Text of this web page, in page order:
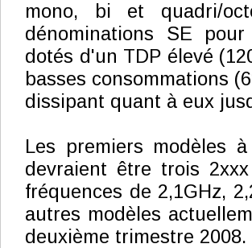
mono, bi et quadri/
dénominations SE
dotés d'un TDP élevé
basses consommations
dissipant quant à eux
Les premiers modèles
devraient être trois
fréquences de 2,1GHz,
autres modèles
deuxième trimestre 2008.